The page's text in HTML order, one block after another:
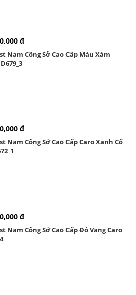
đ
Nam Công Sở Cao Cấp Màu Xám
đ
Nam Công Sở Cao Cấp Caro Xanh Cổ
đ
Nam Công Sở Cao Cấp Đỏ Vang Caro